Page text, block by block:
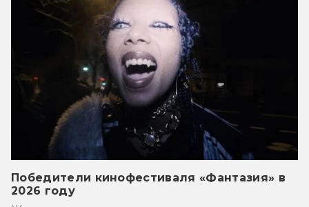
Победители кинофестиваля «Фантазия» в
2026 году